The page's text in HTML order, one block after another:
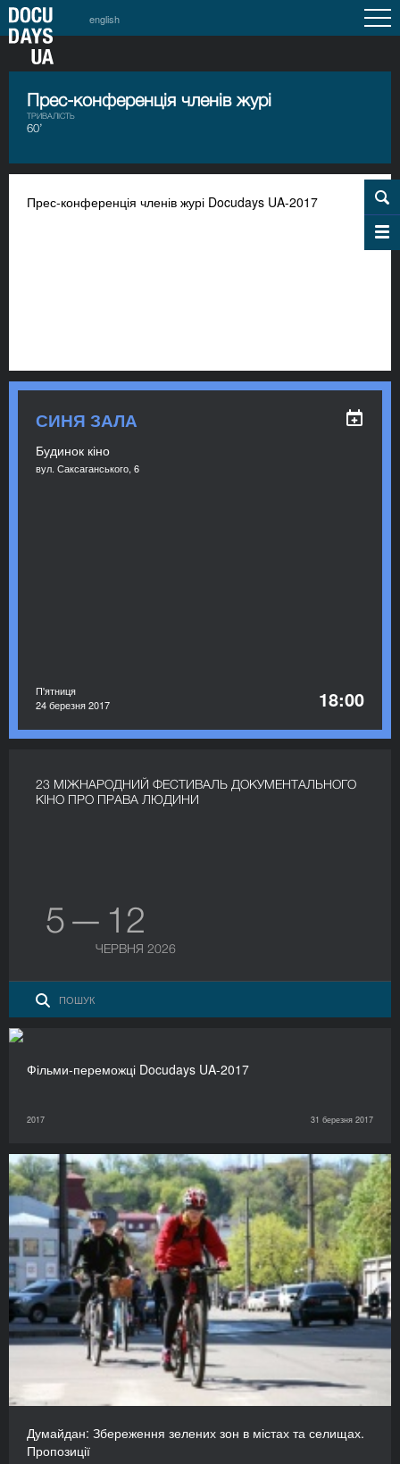
english
Прес-конференція членів журі
ТРИВАЛІСТЬ
60’
Прес-конференція членів журі Docudays UA-2017
СИНЯ ЗАЛА
Будинок кіно
вул. Саксаганського, 6
П'ятниця
24 березня 2017
18:00
23 МІЖНАРОДНИЙ ФЕСТИВАЛЬ ДОКУМЕНТАЛЬНОГО
КІНО ПРО ПРАВА ЛЮДИНИ
5 — 12
ЧЕРВНЯ 2026
Фільми-переможці Docudays UA-2017
2017 31 березня 2017
Думайдан: Збереження зелених зон в містах та селищах.
Пропозиції